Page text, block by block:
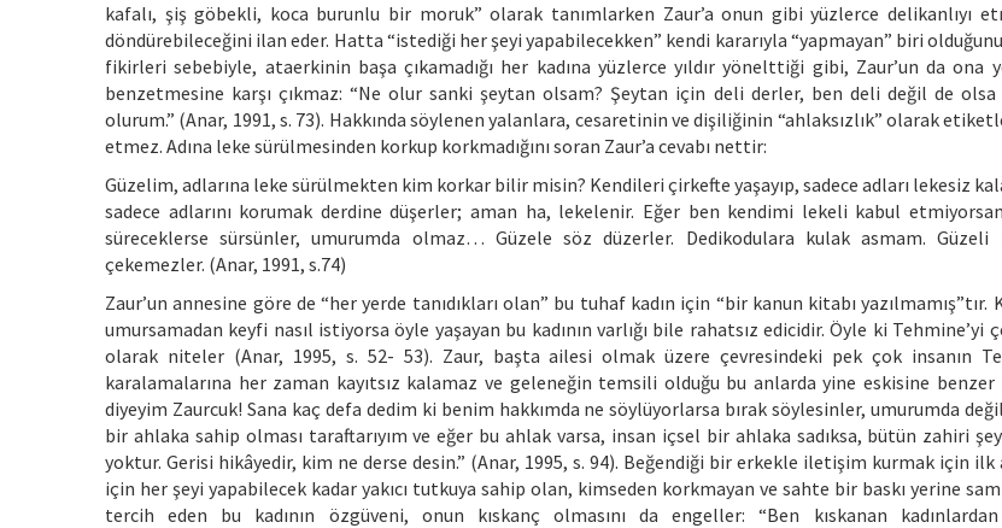
kafalı, şiş göbekli, koca burunlu bir moruk” olarak tanımlarken Zaur’a onun gibi yüzlerce delikanlıyı
döndürebileceğini ilan eder. Hatta “istediği her şeyi yapabilecekken” kendi kararıyla “yapmayan” biri
fikirleri sebebiyle, ataerkinin başa çıkamadığı her kadına yüzlerce yıldır yönelttiği gibi, Zaur’un da ona
benzetmesine karşı çıkmaz: “Ne olur sanki şeytan olsam? Şeytan için deli derler, ben deli değil de
olurum.” (Anar, 1991, s. 73). Hakkında söylenen yalanlara, cesaretinin ve dişiliğinin “ahlaksızlık” olarak
etmez. Adına leke sürülmesinden korkup korkmadığını soran Zaur’a cevabı nettir:
Güzelim, adlarına leke sürülmekten kim korkar bilir misin? Kendileri çirkefte yaşayıp, sadece adları lekesiz
sadece adlarını korumak derdine düşerler; aman ha, lekelenir. Eğer ben kendimi lekeli kabul
süreceklerse sürsünler, umurumda olmaz… Güzele söz düzerler. Dedikodulara kulak asmam. Güzeli
çekemezler. (Anar, 1991, s.74)
Zaur’un annesine göre de “her yerde tanıdıkları olan” bu tuhaf kadın için “bir kanun kitabı
umursamadan keyfi nasıl istiyorsa öyle yaşayan bu kadının varlığı bile rahatsız edicidir. Öyle ki Tehmine’yi
olarak niteler (Anar, 1995, s. 52- 53). Zaur, başta ailesi olmak üzere çevresindeki pek çok insanın
karalamalarına her zaman kayıtsız kalamaz ve geleneğin temsili olduğu bu anlarda yine eskisine benzer
diyeyim Zaurcuk! Sana kaç defa dedim ki benim hakkımda ne söylüyorlarsa bırak söylesinler, umurumda
bir ahlaka sahip olması taraftarıyım ve eğer bu ahlak varsa, insan içsel bir ahlaka sadıksa, bütün zahiri
yoktur. Gerisi hikâyedir, kim ne derse desin.” (Anar, 1995, s. 94). Beğendiği bir erkekle iletişim kurmak için ilk
için her şeyi yapabilecek kadar yakıcı tutkuya sahip olan, kimseden korkmayan ve sahte bir baskı yerine
tercih eden bu kadının özgüveni, onun kıskanç olmasını da engeller: “Ben kıskanan